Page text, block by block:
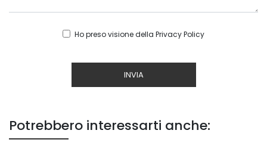
Ho preso visione della Privacy Policy
INVIA
Potrebbero interessarti anche: